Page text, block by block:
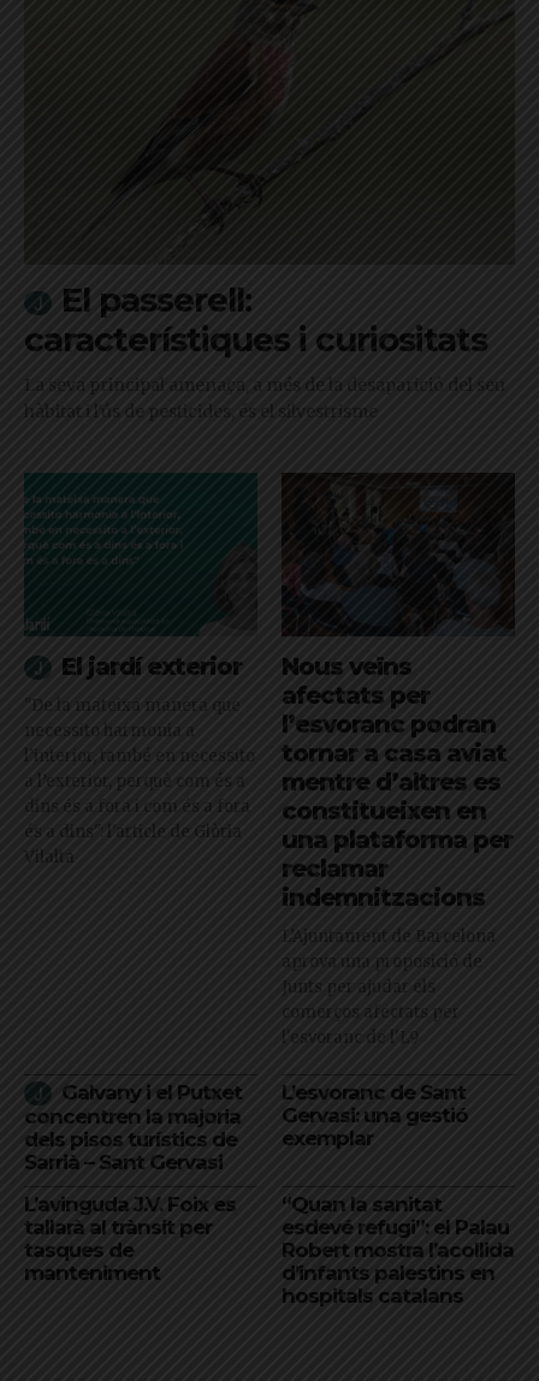
El passerell:
característiques i curiositats
La seva principal amenaça, a més de la desaparició del seu
hàbitat i l'ús de pesticides, és el silvestrisme
El jardí exterior
"De la mateixa manera que
necessito harmonia a
l’interior, també en necessito
a l’exterior, perquè com és a
dins és a fora i com és a fora
és a dins": l'article de Glòria
Vilalta
Nous veïns
afectats per
l’esvoranc podran
tornar a casa aviat
mentre d’altres es
constitueixen en
una plataforma per
reclamar
indemnitzacions
L’Ajuntament de Barcelona
aprova una proposició de
Junts per ajudar els
comerços afectats per
l'esvoranc de l'L9
Galvany i el Putxet
concentren la majoria
dels pisos turístics de
Sarrià – Sant Gervasi
L’esvoranc de Sant
Gervasi: una gestió
exemplar
L’avinguda J.V. Foix es
tallarà al trànsit per
tasques de
manteniment
“Quan la sanitat
esdevé refugi”: el Palau
Robert mostra l’acollida
d’infants palestins en
hospitals catalans